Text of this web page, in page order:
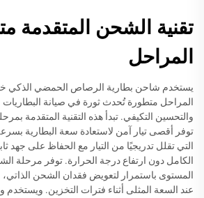
تقنية الشحن المتقدمة
المراحل
يستخدم شاحن بطارية الرصاص الحمضي الذكي
المراحل متطورة تُحدث ثورة في صيانة البطاريات
والتحسين التكيفي. تبدأ هذه التقنية المتقدمة
توفر أقصى تيار آمن لاستعادة سعة البطارية
التي تقلل تدريجيًا من التيار مع الحفاظ على جهد
الكامل دون ارتفاع درجة الحرارة. توفر مرحلة
المستوى باستمرار لتعويض فقدان الشحن الذاتي،
عند السعة المثلى أثناء فترات التخزين.